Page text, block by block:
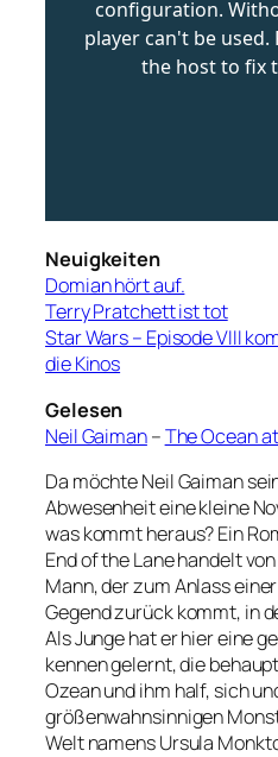
Neuigkeiten
Domian hört auf.
Terry Pratchett ist tot
Star Wars – Episode VIII
die Kinos
Gelesen
Neil Gaiman–The Ocean
Da möchte Neil Gaiman
Abwesenheit eine kleine
was kommt heraus? Ein
End of the Lane handelt
Mann, der zum Anlass
Gegend zurück kommt, in
Als Junge hat er hier eine
kennen gelernt, die
Ozean und ihm half, sich
größenwahnsinnigen
Welt namens Ursula